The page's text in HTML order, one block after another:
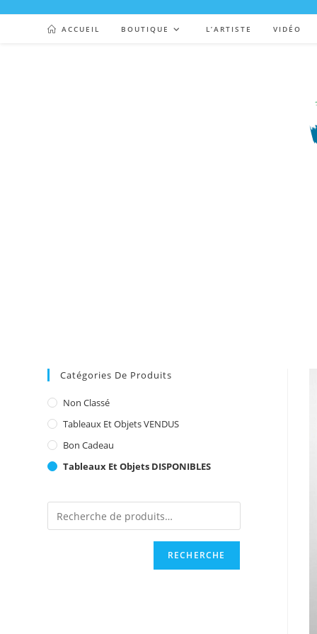
ACCUEIL BOUTIQUE L’ARTISTE VIDÉO
Catégories De Produits
Non Classé
Tableaux Et Objets VENDUS
Bon Cadeau
Tableaux Et Objets DISPONIBLES
RECHERCHE